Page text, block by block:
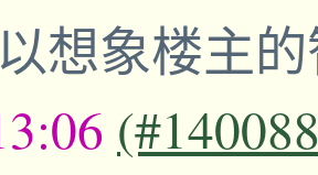
想象楼主